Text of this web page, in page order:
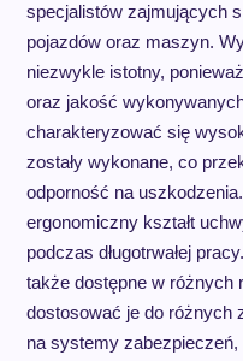
specjalistów zajmujących
pojazdów oraz maszyn.
niezwykle istotny,
oraz jakość
charakteryzować się
zostały wykonane, co
odporność na
ergonomiczny kształt
podczas długotrwałej
także dostępne w różnych
dostosować je do różnych
na systemy zabezpieczeń,